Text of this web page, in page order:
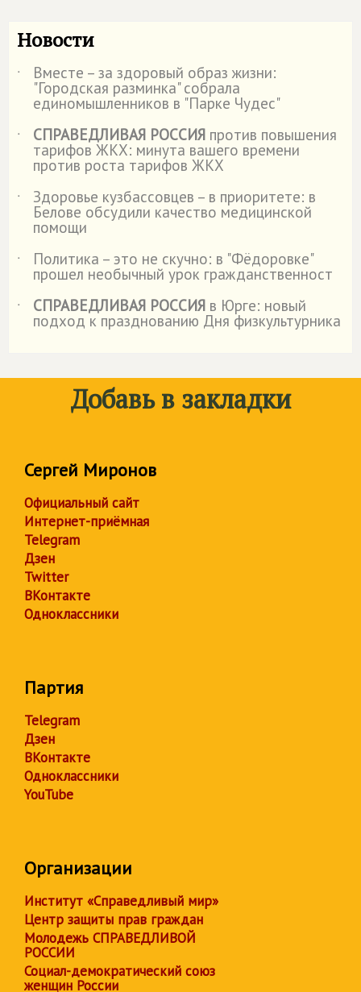
Новости
˙ Вместе – за здоровый образ жизни:
"Городская разминка" собрала
единомышленников в "Парке Чудес"
˙
СПРАВЕДЛИВАЯ РОССИЯ против повышения
тарифов ЖКХ: минута вашего времени
против роста тарифов ЖКХ
˙
Здоровье кузбассовцев – в приоритете: в
Белове обсудили качество медицинской
помощи
˙
Политика – это не скучно: в "Фёдоровке"
прошел необычный урок гражданственност
˙
СПРАВЕДЛИВАЯ РОССИЯ в Юрге: новый
подход к празднованию Дня физкультурника
Добавь в закладки
Сергей Миронов
Официальный сайт
Интернет-приёмная
Telegram
Дзен
Twitter
ВКонтакте
Одноклассники
Партия
Telegram
Дзен
ВКонтакте
Одноклассники
YouTube
Организации
Институт «Справедливый мир»
Центр защиты прав граждан
Молодежь СПРАВЕДЛИВОЙ
РОССИИ
Социал-демократический союз
женщин России